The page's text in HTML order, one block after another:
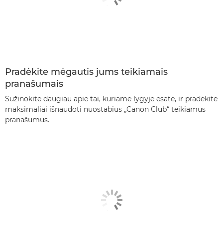
Pradėkite mėgautis jums teikiamais
pranašumais
Sužinokite daugiau apie tai, kuriame lygyje esate, ir pradėkite
maksimaliai išnaudoti nuostabius „Canon Club“ teikiamus
pranašumus.